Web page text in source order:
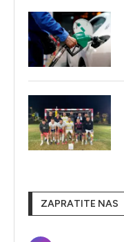
ZAPRATITE NAS